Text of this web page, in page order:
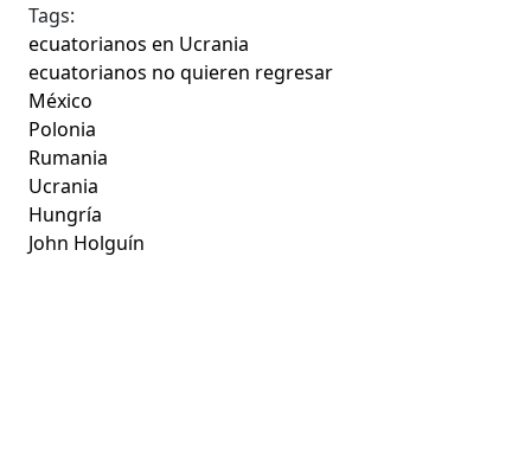
Tags:
ecuatorianos en Ucrania
ecuatorianos no quieren regresar
México
Polonia
Rumania
Ucrania
Hungría
John Holguín